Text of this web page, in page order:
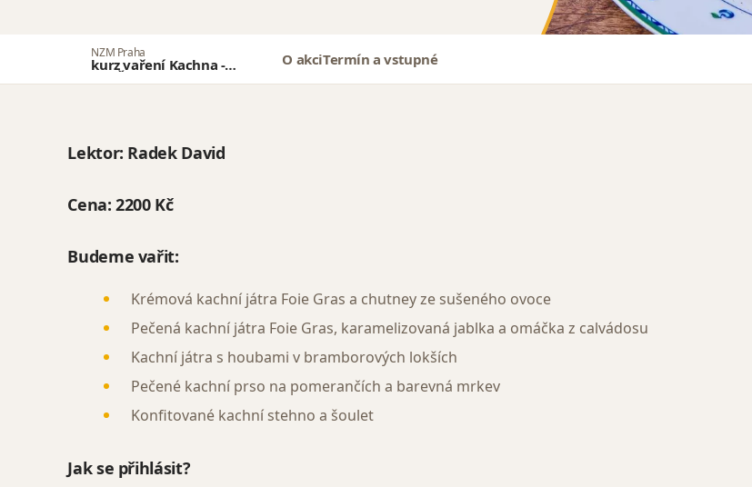
NZM Praha
kurz vaření Kachna -
ZRUŠENO
O akciTermín a vstupné
Lektor: Radek David
Cena:2200 Kč
Budeme vařit:
Krémová kachní játra Foie Gras a chutney ze sušeného ovoce
Pečená kachní játra Foie Gras, karamelizovaná jablka a omáčka z calvádosu
Kachní játra s houbami v bramborových lokších
Pečené kachní prso na pomerančích a barevná mrkev
Konfitované kachní stehno a šoulet
Jak se přihlásit?